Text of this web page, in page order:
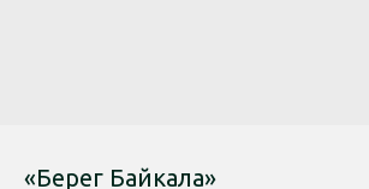
«Берег Байкала»